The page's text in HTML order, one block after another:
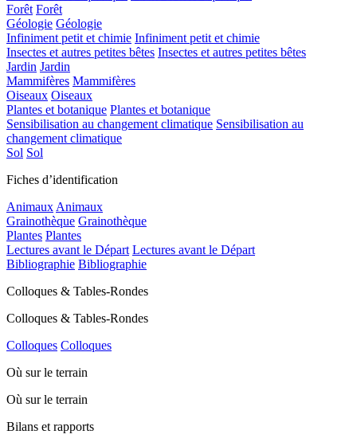
Forêt Forêt
Géologie Géologie
Infiniment petit et chimie Infiniment petit et chimie
Insectes et autres petites bêtes Insectes et autres petites bêtes
Jardin Jardin
Mammifères Mammifères
Oiseaux Oiseaux
Plantes et botanique Plantes et botanique
Sensibilisation au changement climatique Sensibilisation au
changement climatique
Sol Sol
Fiches d’identification
AnimauxAnimaux
Grainothèque Grainothèque
Plantes Plantes
Lectures avant le Départ Lectures avant le Départ
Bibliographie Bibliographie
Colloques & Tables-Rondes
Colloques & Tables-Rondes
Colloques Colloques
Où sur le terrain
Où sur le terrain
Bilans et rapports